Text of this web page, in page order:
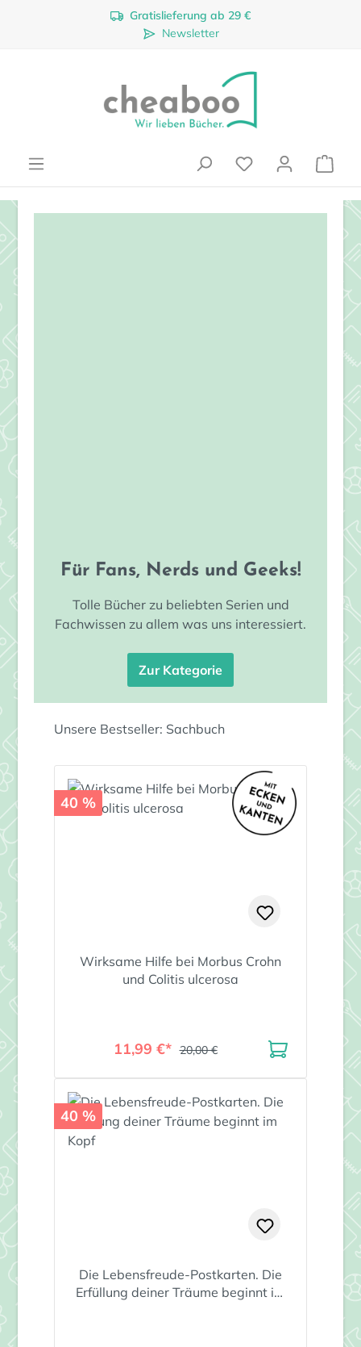
Zum Hauptinhalt springenGratislieferung ab 29 €
Newsletter
Für Fans, Nerds und Geeks!
Tolle Bücher zu beliebten Serien und
Fachwissen zu allem was uns interessiert.
Zur Kategorie
Produktgalerie überspringen
Unsere Bestseller: Sachbuch
40 %
Wirksame Hilfe bei Morbus Crohn
und Colitis ulcerosa
11,99 €* 20,00 €
40 %
Die Lebensfreude-Postkarten. Die
Erfüllung deiner Träume beginnt im